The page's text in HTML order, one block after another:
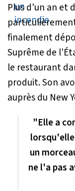
Plus d'un an et
finalement
Suprême de
le restaurant
produit. Son
auprès du New
"Elle a
un
ne l'a pas